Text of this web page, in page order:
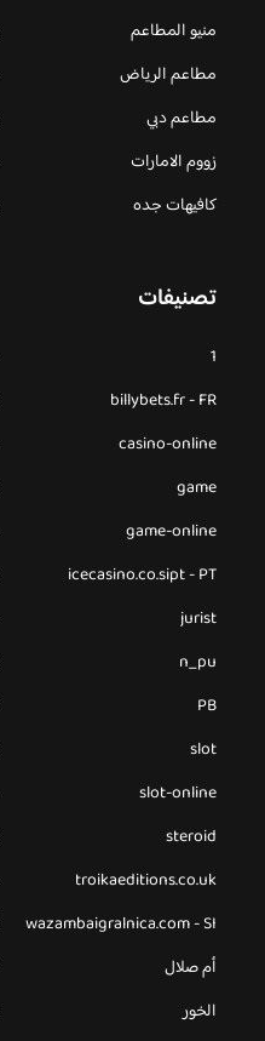
منيو المطاعم
مطاعم الرياض
مطاعم دبي
زووم الامارات
كافيهات جده
تصنيفات
1
billybets.fr - FR
casino-online
game
game-online
icecasino.co.sipt - PT
jurist
n_pu
PB
slot
slot-online
steroid
troikaeditions.co.uk
wazambaigralnica.com - SI
أم صلال
الخور